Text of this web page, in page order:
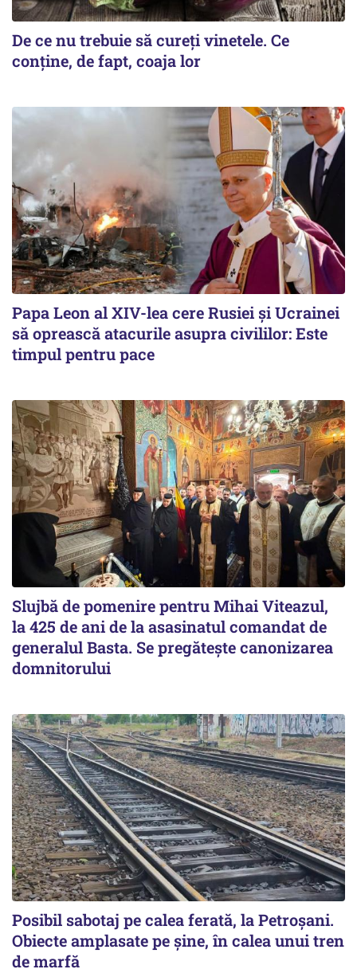
De ce nu trebuie să cureți vinetele. Ce
conține, de fapt, coaja lor
Papa Leon al XIV-lea cere Rusiei și Ucrainei
să oprească atacurile asupra civililor: Este
timpul pentru pace
Slujbă de pomenire pentru Mihai Viteazul,
la 425 de ani de la asasinatul comandat de
generalul Basta. Se pregătește canonizarea
domnitorului
Posibil sabotaj pe calea ferată, la Petroșani.
Obiecte amplasate pe șine, în calea unui tren
de marfă